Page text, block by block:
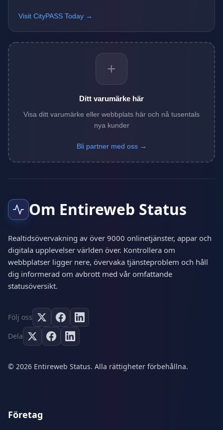
Visit CityPASS Today →
+
Ditt varumärke här
Visa ditt varumärke eller webbplats här och nå tusentals
nya kunder
Bli partner med oss →
Om Entireweb Status
Realtidsövervakning av över 9000 onlinetjänster, appar och
digitala upplevelser världen över. Kontrollera om
webbplatser ligger nere, övervaka tjänsteproblem och håll
dig informerad om avbrott med vår omfattande
statusöversikt.
Följ oss
Dela
© 2026 Entireweb Status. Alla rättigheter förbehållna.
Företag